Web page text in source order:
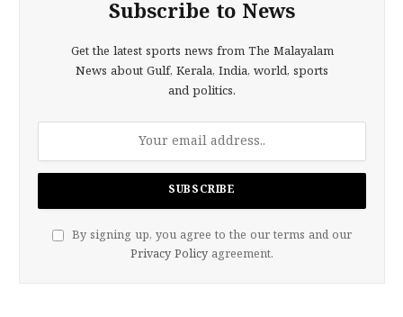
Subscribe to News
Get the latest sports news from The Malayalam
News about Gulf, Kerala, India, world, sports
and politics.
By signing up, you agree to the our terms and our
Privacy Policy agreement.